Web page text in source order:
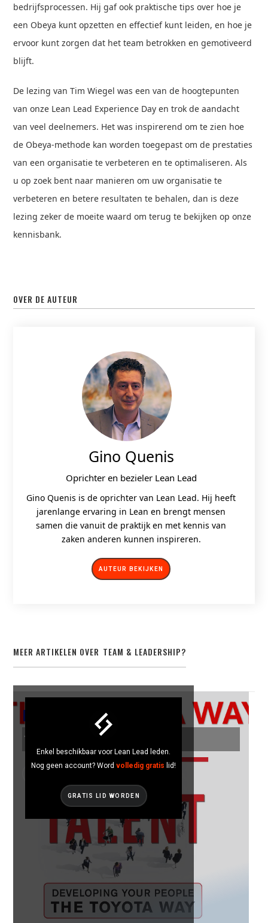
bedrijfsprocessen. Hij gaf ook praktische tips over hoe je
een Obeya kunt opzetten en effectief kunt leiden, en hoe je
ervoor kunt zorgen dat het team betrokken en gemotiveerd
blijft.
De lezing van Tim Wiegel was een van de hoogtepunten
van onze Lean Lead Experience Day en trok de aandacht
van veel deelnemers. Het was inspirerend om te zien hoe
de Obeya-methode kan worden toegepast om de prestaties
van een organisatie te verbeteren en te optimaliseren. Als
u op zoek bent naar manieren om uw organisatie te
verbeteren en betere resultaten te behalen, dan is deze
lezing zeker de moeite waard om terug te bekijken op onze
kennisbank.
OVER DE AUTEUR
Gino Quenis
Oprichter en bezieler Lean Lead
Gino Quenis is de oprichter van Lean Lead. Hij heeft
jarenlange ervaring in Lean en brengt mensen
samen die vanuit de praktijk en met kennis van
zaken anderen kunnen inspireren.
AUTEUR BEKIJKEN
MEER ARTIKELEN OVER TEAM & LEADERSHIP?
THE TOYOTA WAY
Enkel beschikbaar voor Lean Lead leden.
Nog geen account? Wordvolledig gratis lid!
GRATIS LID WORDEN